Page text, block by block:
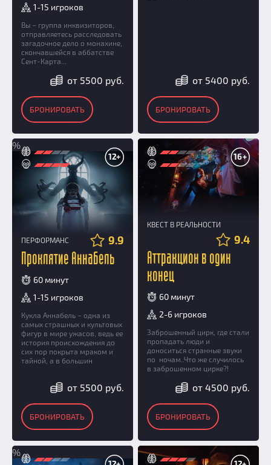
1-15 игроков
Вы – группа инквизиторов,
отправляетесь расследовать
загадочное дело о монахине,
скончавшейся в аббатстве
Сент-Карта...
от 5500 руб.
БРОНИРОВАТЬ
от 5400 руб.
БРОНИРОВАТЬ
%
12+
ПЕРФОРМАНС 9.9
Проклятие Аннабель
60 минут
1-15 игроков
Кукла Аннабель – одна из
самых страшных и культовых
фигур в мире ужасов, ведь ее
история происхождения до
сих пор покрыта мраком и
тайной, а в большин
от 5500 руб.
БРОНИРОВАТЬ
16+
КВЕСТ В РЕАЛЬНОСТИ
9.4
Аттракцион в один
конец
60 минут
2-6 игроков
Заброшенный цирк, где стали
пропадать люди и
доноситься странные звуки
по ночам..Что же случилось
в заброшенном цирке?!
от 4500 руб.
БРОНИРОВАТЬ
%